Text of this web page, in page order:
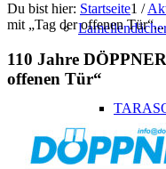
Du bist hier: Startseite1 /
mit „Tag der offenen Tür“...
110 Jahre
offenen Tür“